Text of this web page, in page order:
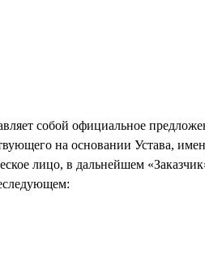
собой официальное
на основании Устава,
лицо, в дальнейшем